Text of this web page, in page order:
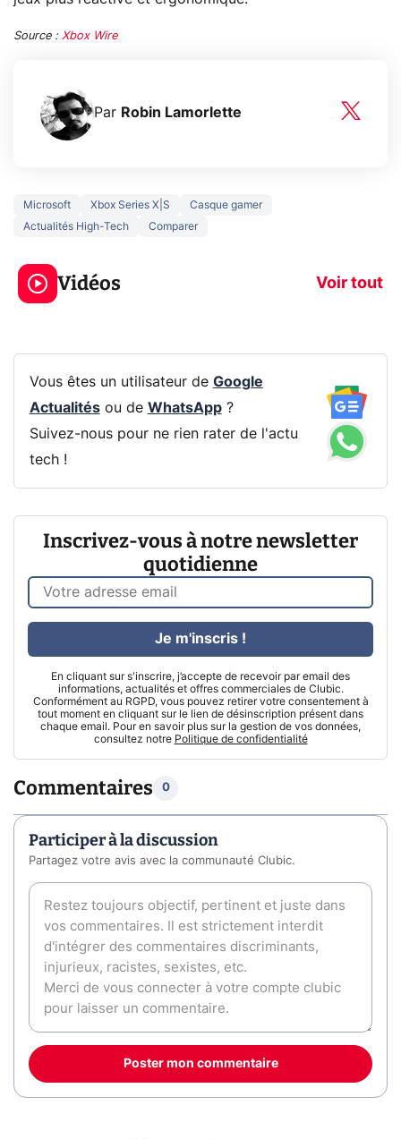
Source : Xbox Wire
Par Robin Lamorlette
Microsoft Xbox Series X|S
Casque gamer
Actualités High-Tech
Comparer
Vidéos Voir tout
3 écrans en 1 pour
319€ ? Voici L'AOC
CQ32G4ZA !
prochaine
Vous êtes un utilisateur de Google
Actualitésou de WhatsApp?
Suivez-nous pour ne rien rater de l'actu
tech !
Inscrivez-vous à notre newsletter
quotidienne
En cliquant sur s'inscrire, j’accepte de recevoir par email des
informations, actualités et offres commerciales de Clubic.
Conformément au RGPD, vous pouvez retirer votre consentement à
tout moment en cliquant sur le lien de désinscription présent dans
chaque email. Pour en savoir plus sur la gestion de vos données,
consultez notre Politique de confidentialité
Je m'inscris !
Commentaires 0
Participer à la discussion
Partagez votre avis avec la communauté Clubic.
Poster mon commentaire